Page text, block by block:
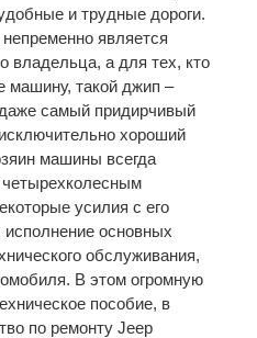
и трудные дороги.
является
владельца, а для тех, кто
машину, такой джип –
самый придирчивый
хороший
машины всегда
усилия с его
основных
обслуживания,
В этом огромную
пособие, в
по ремонту Jeep